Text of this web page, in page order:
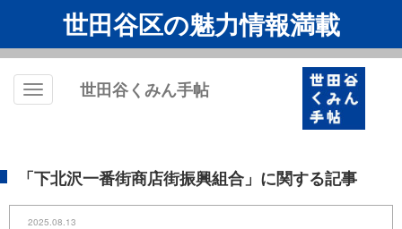
世田谷区の魅力情報満載
Toggle
世田谷くみん手帖
「下北沢一番街商店街振興組合」に関する記事
2025.08.13